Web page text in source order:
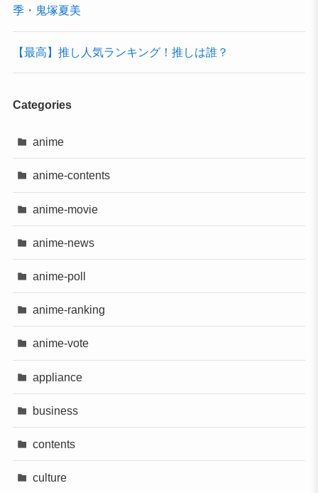
季・鬼塚夏美
【最高】推し人気ランキング！推しは誰？
Categories
anime
anime-contents
anime-movie
anime-news
anime-poll
anime-ranking
anime-vote
appliance
business
contents
culture